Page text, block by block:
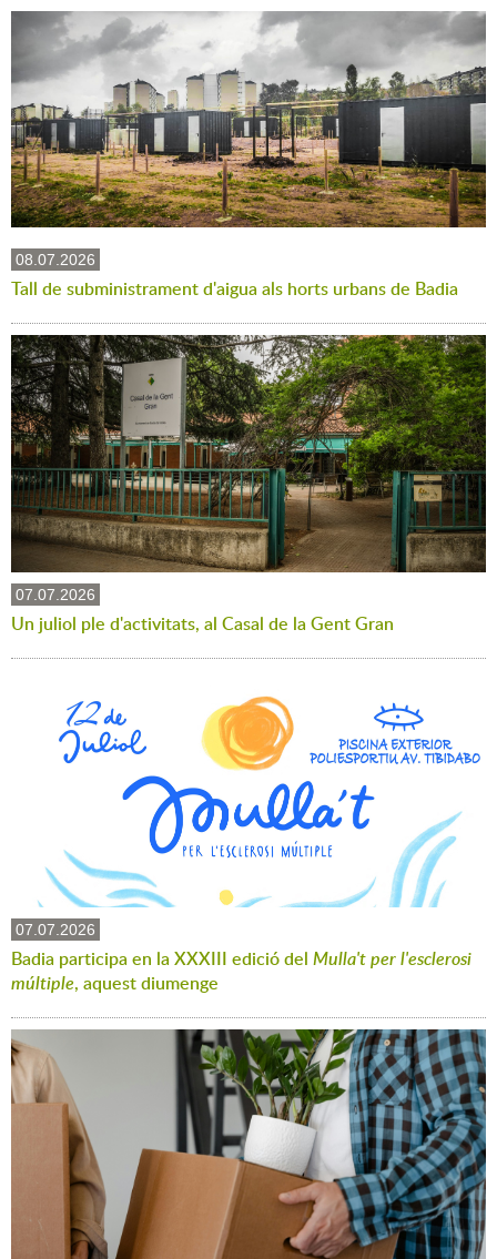
08.07.2026
Tall de subministrament d'aigua als horts urbans de Badia
07.07.2026
Un juliol ple d'activitats, al Casal de la Gent Gran
07.07.2026
Badia participa en la XXXIII edició del Mulla't per l'esclerosi
múltiple, aquest diumenge